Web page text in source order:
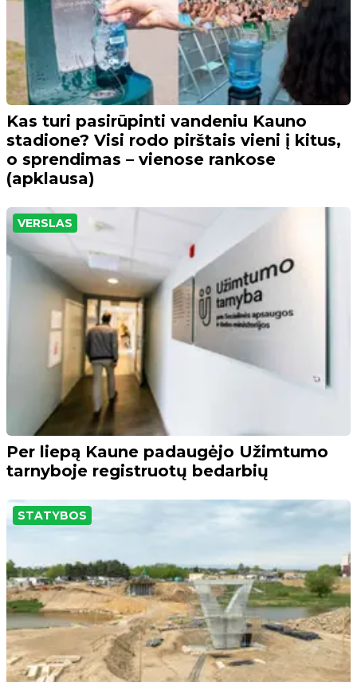
Kas turi pasirūpinti vandeniu Kauno
stadione? Visi rodo pirštais vieni į kitus,
o sprendimas – vienose rankose
(apklausa)
VERSLAS
Per liepą Kaune padaugėjo Užimtumo
tarnyboje registruotų bedarbių
STATYBOS